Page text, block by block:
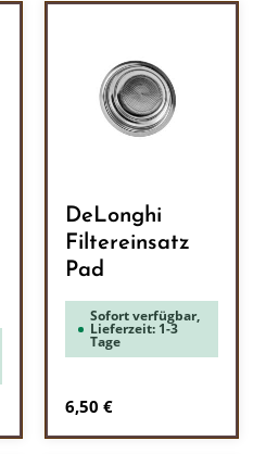
DeLonghi
Filtereinsatz
Pad
Sofort verfügbar,
Lieferzeit: 1-3
Tage
Regulärer Preis:
6,50 €